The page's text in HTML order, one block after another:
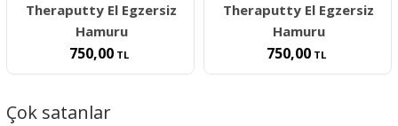
Theraputty El Egzersiz
Hamuru
750,00 TL
Theraputty El Egzersiz
Hamuru
750,00 TL
Çok satanlar